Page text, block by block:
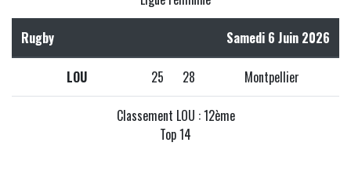
Rugby Samedi 6 Juin 2026
LOU 25 28 Montpellier
Classement LOU : 12ème
Top 14